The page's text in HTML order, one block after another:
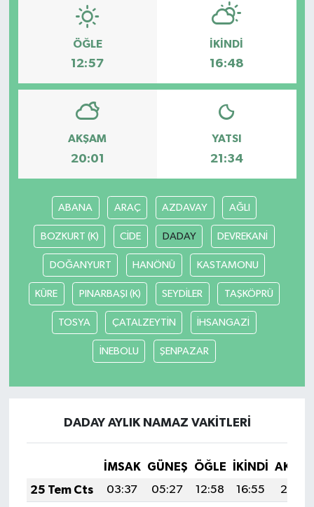
ÖĞLE
12:57
İKINDI
16:48
AKŞAM
20:01
YATSI
21:34
ABANA ARAÇ AZDAVAY AĞLI
BOZKURT (K) CİDE DADAY DEVREKANİ
DOĞANYURT HANÖNÜ KASTAMONU
KÜRE PINARBAŞI (K) SEYDİLER TAŞKÖPRÜ
TOSYA ÇATALZEYTİN İHSANGAZİ
İNEBOLU ŞENPAZAR
DADAY AYLIK NAMAZ VAKITLERI
İMSAK GÜNEŞ ÖĞLE İKINDI
25 Tem Cts
03:37 05:27 12:58 16:55
20:19